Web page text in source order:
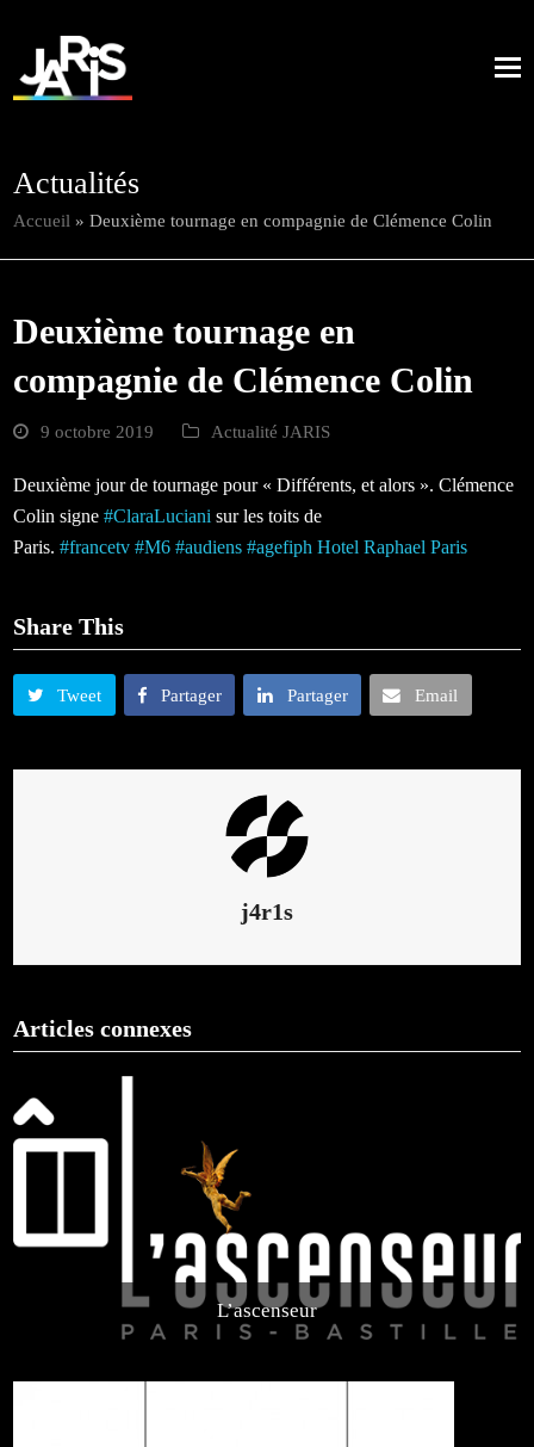
Actualités
Accueil »Deuxième tournage en compagnie de Clémence Colin
Deuxième tournage en
compagnie de Clémence Colin
9 octobre 2019 Actualité JARIS
Deuxième jour de tournage pour « Différents, et alors ». Clémence
Colin signe#ClaraLuciani sur les toits de
Paris.#francetv #M6 #audiens #agefiph Hotel Raphael Paris
Share This
Tweet Partager Partager Email
j4r1s
Articles connexes
L’ascenseur